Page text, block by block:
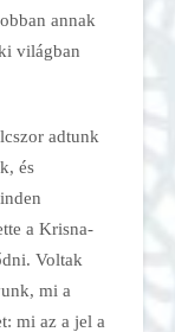
annak
világban
adtunk
és
a Krisna-
Voltak
mi a
mi az a jel a